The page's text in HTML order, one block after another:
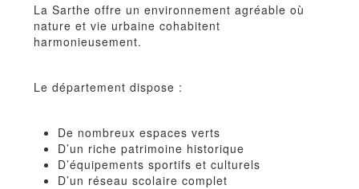
La Sarthe offre un environnement agréable où
nature et vie urbaine cohabitent
harmonieusement.
Le département dispose :
De nombreux espaces verts
D’un riche patrimoine historique
D’équipements sportifs et culturels
D’un réseau scolaire complet